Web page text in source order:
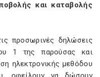
και καταβολής
προσωρινές δηλώσεις
1 της παρούσας και
ηλεκτρονικής μεθόδου